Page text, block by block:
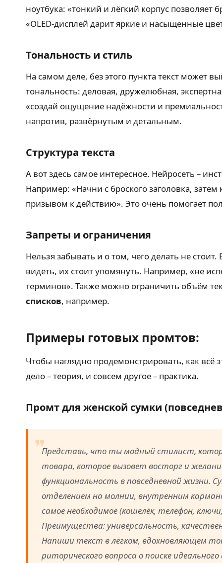
ноутбука: «тонкий и лёгкий корпус позволяет
«OLED-дисплей дарит яркие и насыщенные
Тональность и стиль
На самом деле, без этого пункта текст может
тональность: деловая, дружелюбная,
«создай ощущение надёжности и
напротив, развёрнутым и детальным.
Структура текста
А вот здесь самое интересное. Нейросеть –
Например: «Начни с броского заголовка,
призывом к действию». Это очень помогает
Запреты и ограничения
Нельзя забывать и о том, чего делать не
видеть, их стоит упомянуть. Например, «не
терминов». Также можно ограничить объём
списков, например.
Примеры готовых промтов:
Чтобы наглядно продемонстрировать, как всё
дело – теория, и совсем другое – практика.
Промт для женской сумки
Представь, что ты модный стилист,
товара, которое вызовет восторг и
функциональность в повседневной жизни.
отделением на молнии, внутренним
самое необходимое (кошелёк, телефон,
Преимущества: универсальность,
Напиши текст в лёгком, вдохновляющем
риторического вопроса о поиске